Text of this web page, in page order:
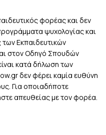
φορέας και δεν
ψυχολογίας και
Εκπαιδευτικών
στον Οδηγό Σπουδών
κατά δήλωση των
δεν φέρει καμία ευθύνη
Για οποιαδήποτε
απευθείας με τον φορέα.